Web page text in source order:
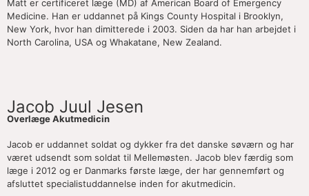
Matt er certificeret læge (MD) af American Board of Emergency
Medicine. Han er uddannet på Kings County Hospital i Brooklyn,
New York, hvor han dimitterede i 2003. Siden da har han arbejdet i
North Carolina, USA og Whakatane, New Zealand.
Jacob Juul Jesen
Overlæge Akutmedicin
Jacob er uddannet soldat og dykker fra det danske søværn og har
været udsendt som soldat til Mellemøsten. Jacob blev færdig som
læge i 2012 og er Danmarks første læge, der har gennemført og
afsluttet specialistuddannelse inden for akutmedicin.